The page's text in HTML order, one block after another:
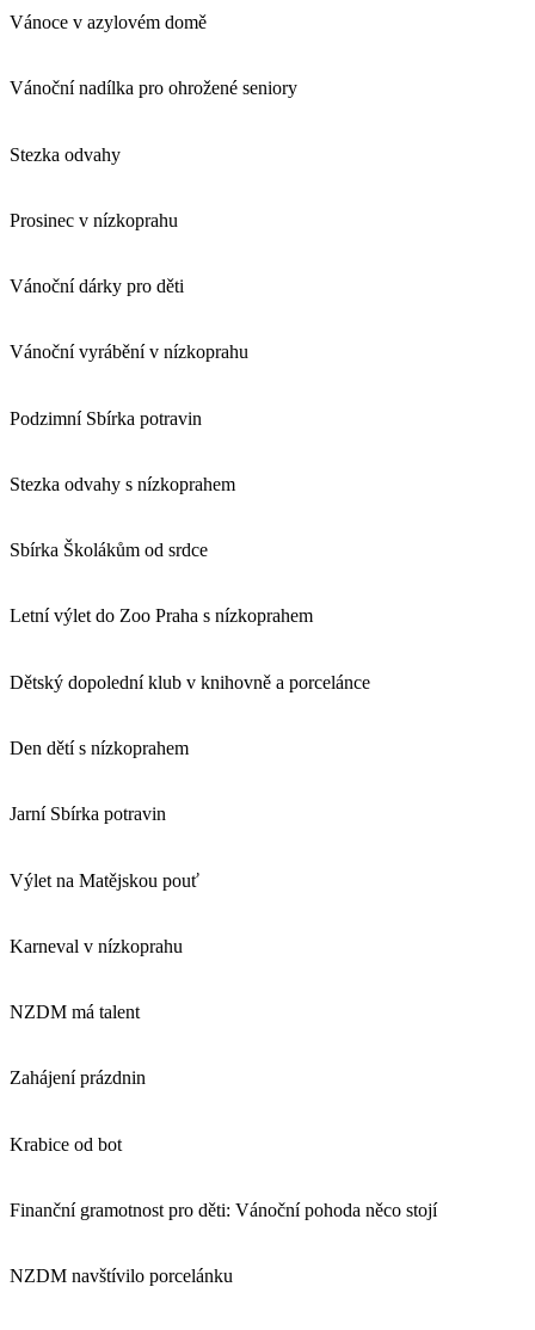
Vánoce v azylovém domě
Vánoční nadílka pro ohrožené seniory
Stezka odvahy
Prosinec v nízkoprahu
Vánoční dárky pro děti
Vánoční vyrábění v nízkoprahu
Podzimní Sbírka potravin
Stezka odvahy s nízkoprahem
Sbírka Školákům od srdce
Letní výlet do Zoo Praha s nízkoprahem
Dětský dopolední klub v knihovně a porcelánce
Den dětí s nízkoprahem
Jarní Sbírka potravin
Výlet na Matějskou pouť
Karneval v nízkoprahu
NZDM má talent
Zahájení prázdnin
Krabice od bot
Finanční gramotnost pro děti: Vánoční pohoda něco stojí
NZDM navštívilo porcelánku